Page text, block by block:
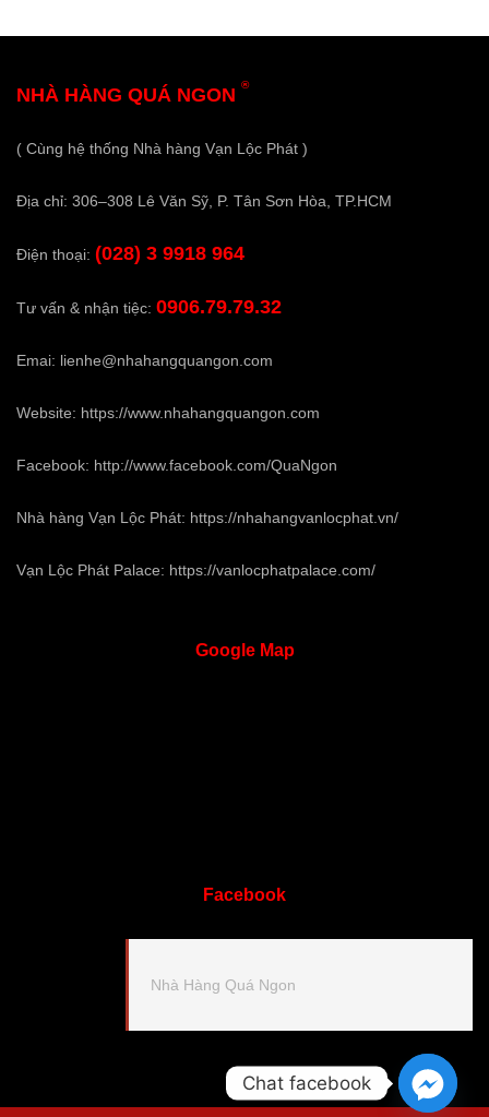
NHÀ HÀNG QUÁ NGON ®
( Cùng hệ thống Nhà hàng Vạn Lộc Phát )
Địa chỉ: 306–308 Lê Văn Sỹ, P. Tân Sơn Hòa, TP.HCM
Điện thoại: (028) 3 9918 964
Tư vấn & nhận tiệc: 0906.79.79.32
Emai: lienhe@nhahangquangon.com
Website: https://www.nhahangquangon.com
Facebook: http://www.facebook.com/QuaNgon
Nhà hàng Vạn Lộc Phát: https://nhahangvanlocphat.vn/
Vạn Lộc Phát Palace: https://vanlocphatpalace.com/
GoogleMap
Facebook
Nhà Hàng Quá Ngon
Chat facebook